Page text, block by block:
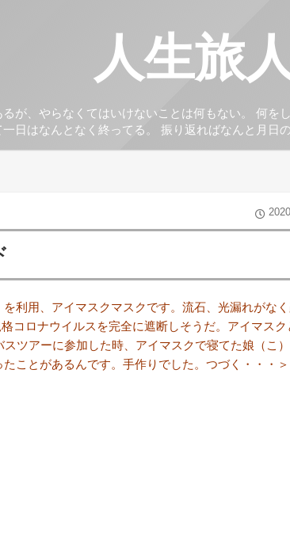
人生旅
が、やらなくてはいけないことは何もない。 何を
一日はなんとなく終ってる。 振り返ればなんと月日
利用、アイマスクマスクです。流石、光漏れがな
コロナウイルスを完全に遮断しそうだ。アイマスク
ツアーに参加した時、アイマスクで寝てた娘（こ）
ことがあるんです。手作りでした。つづく・・・＞